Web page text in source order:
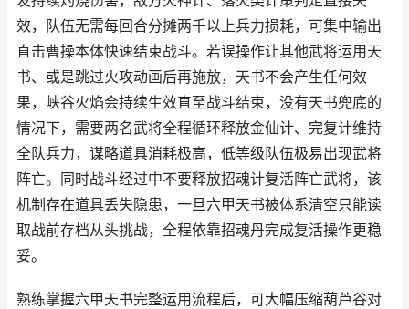
效，队伍无需每回合分摊两千以上兵力损耗，可集中输出
直击曹操本体快速结束战斗。若误操作让其他武将运用天
书、或是跳过火攻动画后再施放，天书不会产生任何效
果，峡谷火焰会持续生效直至战斗结束，没有天书兜底的
情况下，需要两名武将全程循环释放金仙计、完复计维持
全队兵力，谋略道具消耗极高，低等级队伍极易出现武将
阵亡。同时战斗经过中不要释放招魂计复活阵亡武将，该
机制存在道具丢失隐患，一旦六甲天书被体系清空只能读
取战前存档从头挑战，全程依靠招魂丹完成复活操作更稳
妥。
熟练掌握六甲天书完整运用流程后，可大幅压缩葫芦谷对